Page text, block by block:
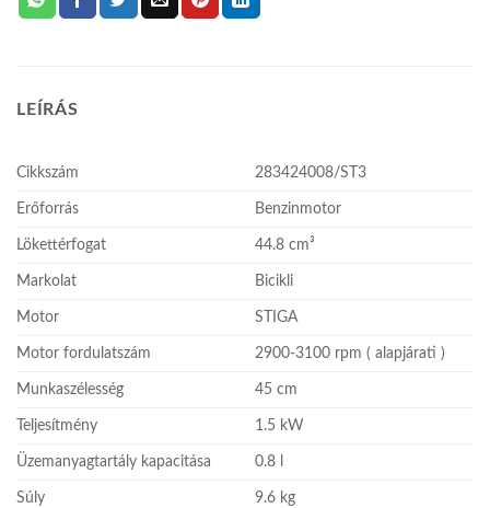
LEÍRÁS
Cikkszám 283424008/ST3
Erőforrás Benzinmotor
Lökettérfogat 44.8 cm³
Markolat Bicikli
Motor STIGA
Motor fordulatszám 2900-3100 rpm ( alapjárati )
Munkaszélesség 45 cm
Teljesítmény 1.5 kW
Üzemanyagtartály kapacitása 0.8 l
Súly 9.6 kg